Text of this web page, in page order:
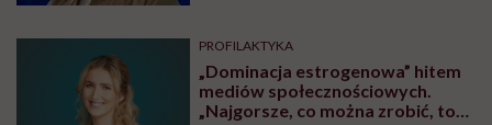
PROFILAKTYKA
„Dominacja estrogenowa” hitem
mediów społecznościowych.
„Najgorsze, co można zrobić, to